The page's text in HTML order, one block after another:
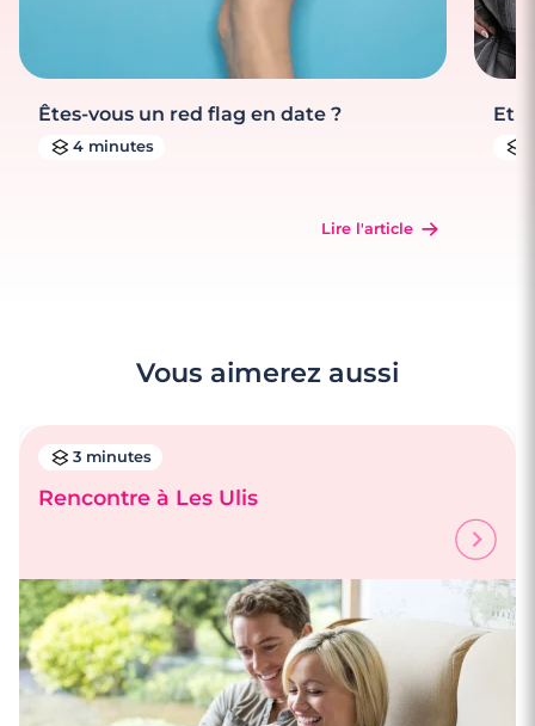
Êtes-vous un red flag en date ?
4 minutes
Lire l'article
Et
Vous aimerez aussi
3 minutes
Rencontre à Les Ulis